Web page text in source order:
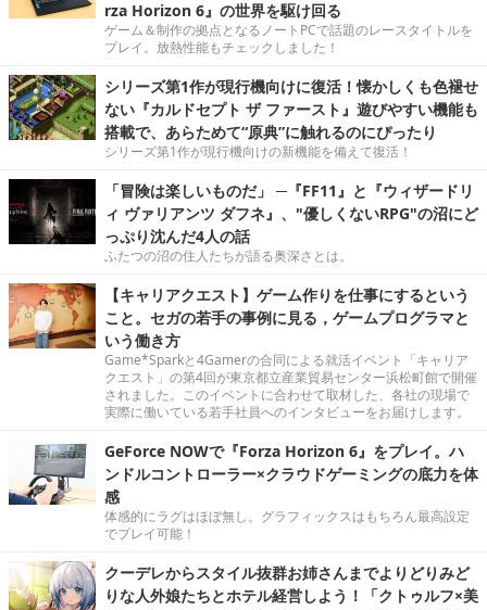
rza Horizon 6』の世界を駆け回る
ゲーム＆制作の拠点となるノートPCで話題のレースタイトルを
プレイ。放熱性能もチェックしました！
シリーズ第1作が現行機向けに復活！懐かしくも色褪せ
ない『カルドセプト ザ ファースト』遊びやすい機能も
搭載で、あらためて“原典”に触れるのにぴったり
シリーズ第1作が現行機向けの新機能を備えて復活！
「冒険は楽しいものだ」 ─『FF11』と『ウィザードリ
ィ ヴァリアンツ ダフネ』、"優しくないRPG"の沼にど
っぷり沈んだ4人の話
ふたつの沼の住人たちが語る奥深さとは。
【キャリアクエスト】ゲーム作りを仕事にするという
こと。セガの若手の事例に見る，ゲームプログラマと
いう働き方
Game*Sparkと4Gamerの合同による就活イベント「キャリア
クエスト」の第4回が東京都立産業貿易センター浜松町館で開催
されました。このイベントに合わせて取材した、各社の現場で
実際に働いている若手社員へのインタビューをお届けします。
GeForce NOWで『Forza Horizon 6』をプレイ。ハ
ンドルコントローラー×クラウドゲーミングの底力を体
感
体感的にラグはほぼ無し。グラフィックスはもちろん最高設定
でプレイ可能！
クーデレからスタイル抜群お姉さんまでよりどりみど
りな人外娘たちとホテル経営しよう！「クトゥルフ×美